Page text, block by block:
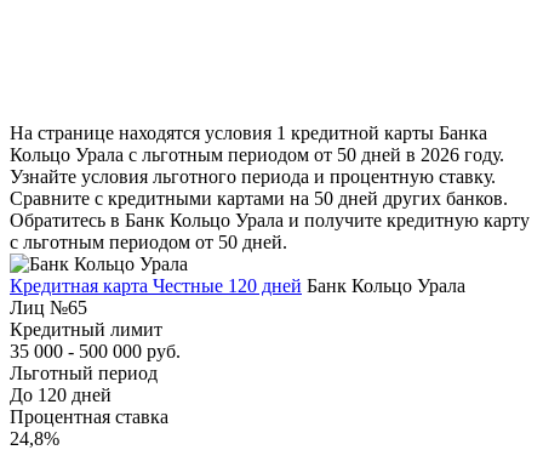
На странице находятся условия 1 кредитной карты Банка
Кольцо Урала с льготным периодом от 50 дней в 2026 году.
Узнайте условия льготного периода и процентную ставку.
Сравните с кредитными картами на 50 дней других банков.
Обратитесь в Банк Кольцо Урала и получите кредитную карту
с льготным периодом от 50 дней.
Кредитная карта Честные 120 дней Банк Кольцо Урала
Лиц №65
Кредитный лимит
35 000 - 500 000 руб.
Льготный период
До 120 дней
Процентная ставка
24,8%